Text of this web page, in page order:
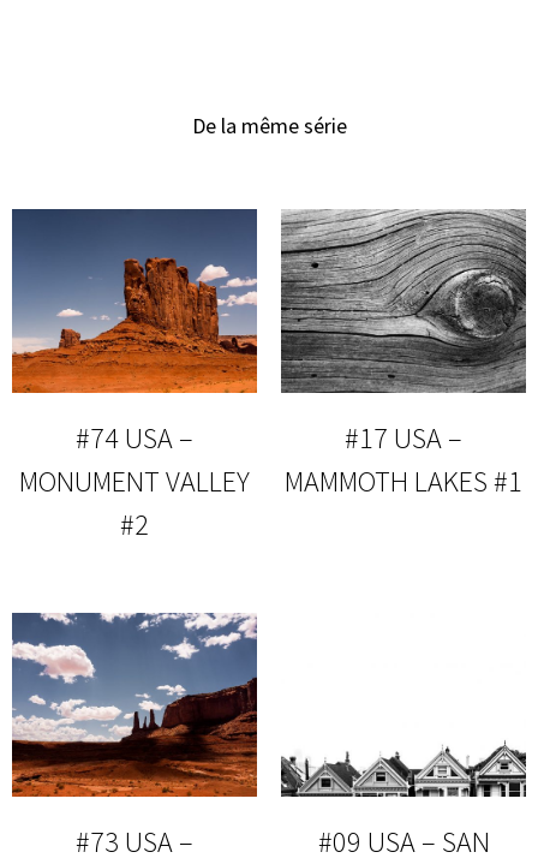
De la même série
#74 USA –
MONUMENT VALLEY
#2
#17 USA –
MAMMOTH LAKES #1
#73 USA –
#09 USA – SAN